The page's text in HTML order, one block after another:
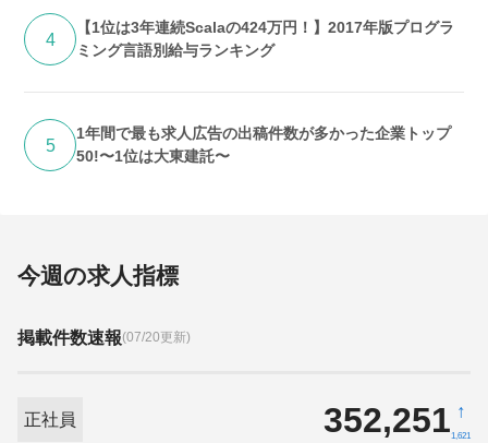
4
【1位は3年連続Scalaの424万円！】2017年版プログラ
ミング言語別給与ランキング
5
1年間で最も求人広告の出稿件数が多かった企業トップ
50!〜1位は大東建託〜
今週の求人指標
掲載件数速報(07/20更新)
正社員 352,251 ↑
1,621